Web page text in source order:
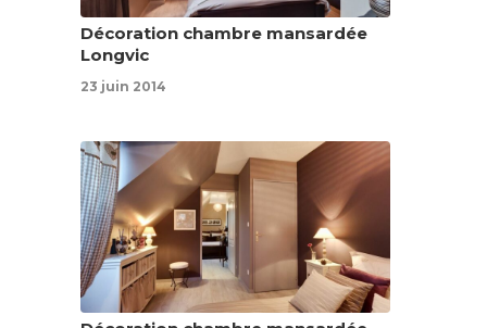
Décoration chambre mansardée
Longvic
23 juin 2014